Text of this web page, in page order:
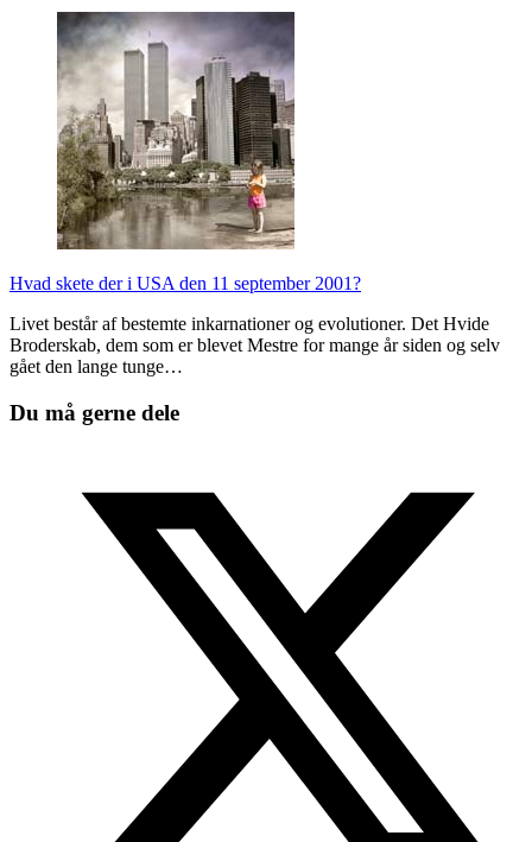
Hvad skete der i USA den 11 september 2001?
Livet består af bestemte inkarnationer og evolutioner. Det Hvide
Broderskab, dem som er blevet Mestre for mange år siden og selv
gået den lange tunge…
Du må gerne dele